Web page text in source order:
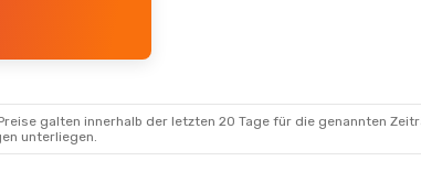
galten innerhalb der letzten 20 Tage für die genannten
unterliegen.